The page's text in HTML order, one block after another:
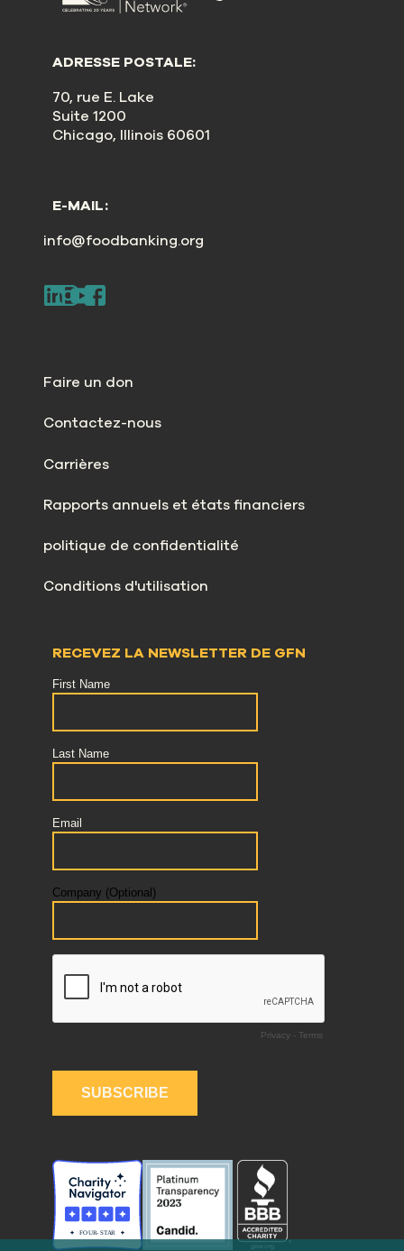
ADRESSE POSTALE:
70, rue E. Lake
Suite 1200
Chicago, Illinois 60601
E-MAIL:
info@foodbanking.org
Faire un don
Contactez-nous
Carrières
Rapports annuels et états financiers
politique de confidentialité
Conditions d'utilisation
RECEVEZ LA NEWSLETTER DE GFN